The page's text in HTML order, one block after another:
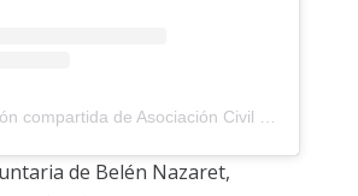
de Belén Nazaret,